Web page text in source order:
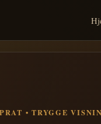
• TRYGGE